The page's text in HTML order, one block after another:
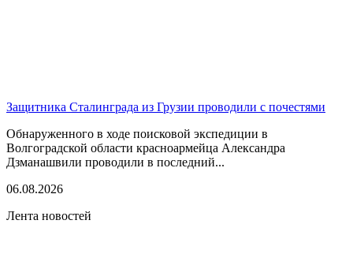
Защитника Сталинграда из Грузии проводили с почестями
Обнаруженного в ходе поисковой экспедиции в
Волгоградской области красноармейца Александра
Дзманашвили проводили в последний...
06.08.2026
Лента новостей